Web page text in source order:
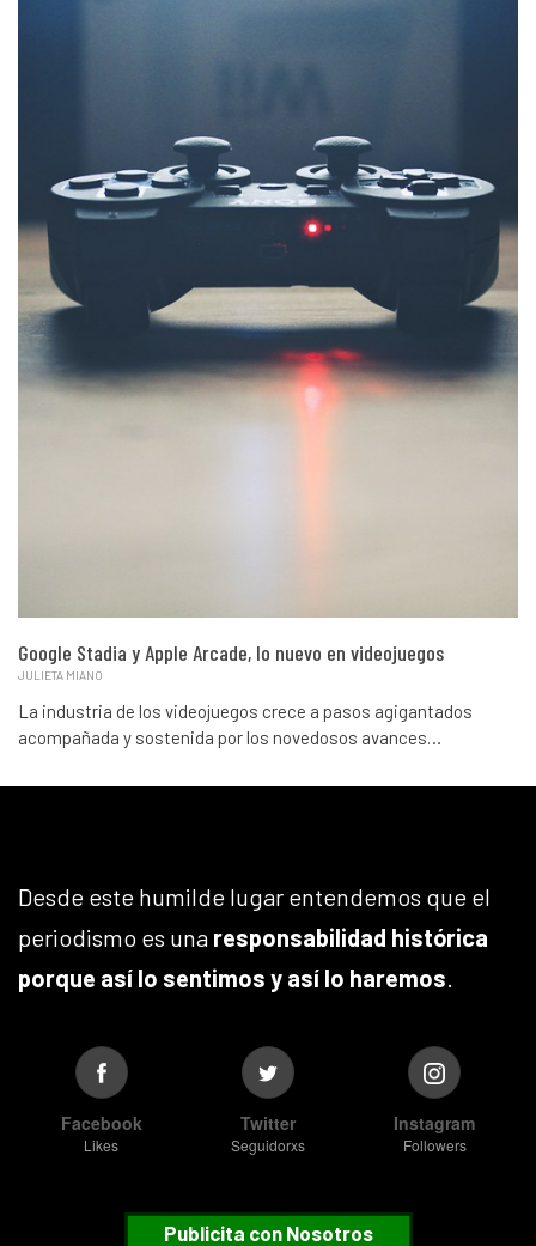
Google Stadia y Apple Arcade, lo nuevo en videojuegos
JULIETA MIANO
La industria de los videojuegos crece a pasos agigantados
acompañada y sostenida por los novedosos avances…
Desde este humilde lugar entendemos que el
periodismo es una responsabilidad histórica
porque así lo sentimos y así lo haremos
Facebook
Likes
Twitter
Seguidorxs
Instagram
Followers
Publicita con Nosotros